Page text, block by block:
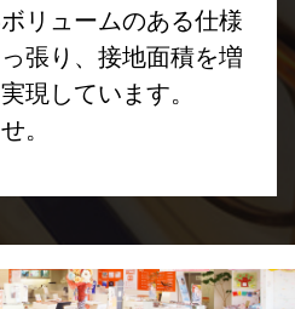
リュームのある仕様
張り、接地面積を増
現しています。
。